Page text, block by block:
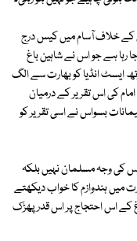
کے خلاف آسام میں کیس درج
رہا ہے جو اس نے شاہین باغ
ایسٹ انڈیا کو بھارت سے الگ
کی اس تقریر کے درمیان
بسواس نے اسی تقریر کو
کی وجہ مسلمان نہیں بلکہ
میں ہندوازم کا خواب دیکھتے
کے اس احتجاج پر اس قدر پھڑک